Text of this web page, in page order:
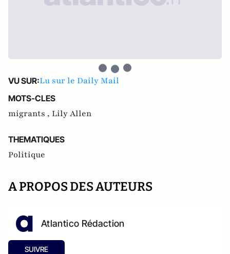
VU SUR:Lu sur le Daily Mail
MOTS-CLES
migrants , Lily Allen
THEMATIQUES
Politique
A PROPOS DES AUTEURS
Atlantico Rédaction
SUIVRE